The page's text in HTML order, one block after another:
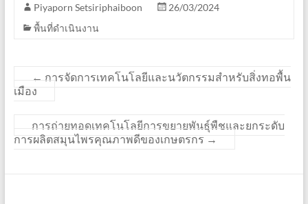
Piyaporn Setsiriphaiboon
26/03/2024
พื้นที่ดำเนินงาน
← การจัดการเทคโนโลยีและนวัตกรรมสำหรับสิ่งทอพื้น
เมือง
การถ่ายทอดเทคโนโลยีการขยายพันธุ์พืชและยกระดับ
การผลิตสมุนไพรคุณภาพดีของเกษตรกร →